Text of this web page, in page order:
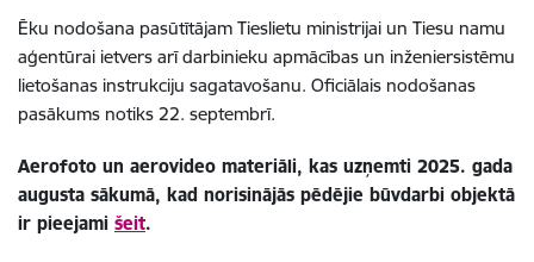
Ēku nodošana pasūtītājam Tieslietu ministrijai un Tiesu namu
aģentūrai ietvers arī darbinieku apmācības un inženiersistēmu
lietošanas instrukciju sagatavošanu. Oficiālais nodošanas
pasākums notiks 22. septembrī.
Aerofoto un aerovideo materiāli, kas uzņemti 2025. gada
augusta sākumā, kad norisinājās pēdējie būvdarbi objektā
ir pieejami šeit.